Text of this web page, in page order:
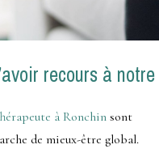
recours à notre
à Ronchin sont
de mieux-être global.